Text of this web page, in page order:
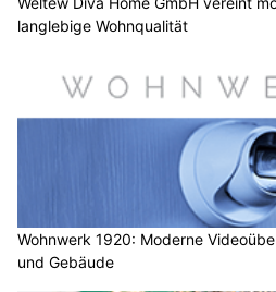
langlebige Wohnqualität
Wohnwerk 1920: Moderne
und Gebäude